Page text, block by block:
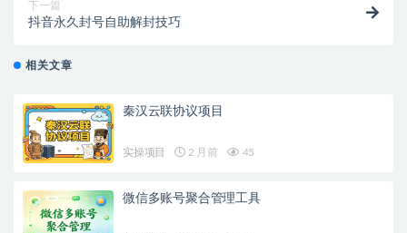
下一篇
抖音永久封号自助解封技巧
相关文章
秦汉云联协议项目
实操项目 2 月前 45
微信多账号聚合管理工具